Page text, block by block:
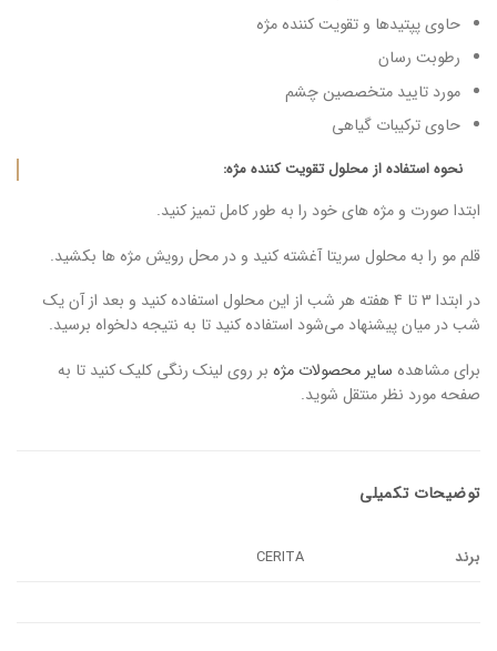
حاوی پپتیدها و تقویت کننده مژه
رطوبت رسان
مورد تایید متخصصین چشم
حاوی ترکیبات گیاهی
نحوه استفاده از محلول تقویت کننده مژه:
ابتدا صورت و مژه های خود را به طور کامل تمیز کنید.
قلم مو را به محلول سریتا آغشته کنید و در محل رویش مژه ها بکشید.
در ابتدا 3 تا 4 هفته هر شب از این محلول استفاده کنید و بعد از آن یک
شب در میان پیشنهاد می‌شود استفاده کنید تا به نتیجه دلخواه برسید.
برای مشاهده سایر محصولات مژه بر روی لینک رنگی کلیک کنید تا به
صفحه مورد نظر منتقل شوید.
توضیحات تکمیلی
برند CERITA